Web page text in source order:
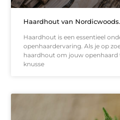
Haardhout van
Haardhout is een essentieel
openhaardervaring. Als je op
haardhout om jouw openhaard
knusse